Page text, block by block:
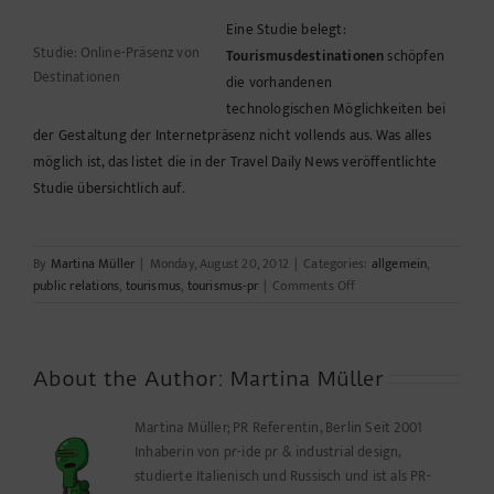
Studie: Online-Präsenz von
Destinationen
Eine Studie belegt:
Tourismusdestinationenschöpfen
die vorhandenen
technologischen Möglichkeiten bei
der Gestaltung der Internetpräsenz nicht vollends aus. Was alles
möglich ist, das listet die in derTravel Daily Newsveröffentlichte
Studie übersichtlich auf.
By Martina Müller | Monday, August 20, 2012 | Categories: allgemein,
public relations, tourismus, tourismus-pr | Comments Offon
mehr
machens
nur
nicht!?
About the Author: Martina Müller
Martina Müller; PR Referentin, Berlin Seit 2001
Inhaberin von pr-ide pr & industrial design,
studierte Italienisch und Russisch und ist als PR-